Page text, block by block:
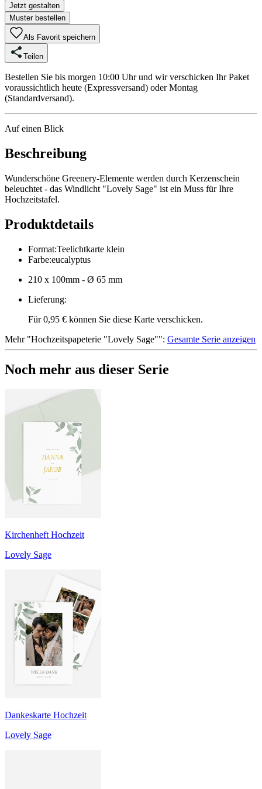
Jetzt gestalten
Muster bestellen
Als Favorit speichern
Teilen
Bestellen Sie bis morgen 10:00 Uhr und wir verschicken Ihr Paket
voraussichtlich heute (Expressversand) oder Montag
(Standardversand).
Auf einen Blick
Beschreibung
Wunderschöne Greenery-Elemente werden durch Kerzenschein
beleuchtet - das Windlicht "Lovely Sage" ist ein Muss für Ihre
Hochzeitstafel.
Produktdetails
Format:Teelichtkarte klein
Farbe:eucalyptus
210 x 100mm - Ø 65 mm
Lieferung:
Für 0,95 € können Sie diese Karte verschicken.
Mehr"Hochzeitspapeterie "Lovely Sage"": Gesamte Serie anzeigen
Noch mehr aus dieser Serie
Kirchenheft Hochzeit
Lovely Sage
Dankeskarte Hochzeit
Lovely Sage